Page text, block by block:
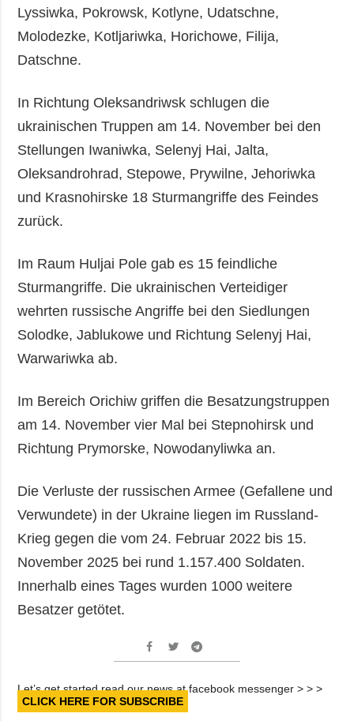
Lyssiwka, Pokrowsk, Kotlyne, Udatschne,
Molodezke, Kotljariwka, Horichowe, Filija,
Datschne.
In Richtung Oleksandriwsk schlugen die
ukrainischen Truppen am 14. November bei den
Stellungen Iwaniwka, Selenyj Hai, Jalta,
Oleksandrohrad, Stepowe, Prywilne, Jehoriwka
und Krasnohirske 18 Sturmangriffe des Feindes
zurück.
Im Raum Huljai Pole gab es 15 feindliche
Sturmangriffe. Die ukrainischen Verteidiger
wehrten russische Angriffe bei den Siedlungen
Solodke, Jablukowe und Richtung Selenyj Hai,
Warwariwka ab.
Im Bereich Orichiw griffen die Besatzungstruppen
am 14. November vier Mal bei Stepnohirsk und
Richtung Prymorske, Nowodanyliwka an.
Die Verluste der russischen Armee (Gefallene und
Verwundete) in der Ukraine liegen im Russland-
Krieg gegen die vom 24. Februar 2022 bis 15.
November 2025 bei rund 1.157.400 Soldaten.
Innerhalb eines Tages wurden 1000 weitere
Besatzer getötet.
Let’s get started read our news at facebook messenger > > >
CLICK HERE FOR SUBSCRIBE